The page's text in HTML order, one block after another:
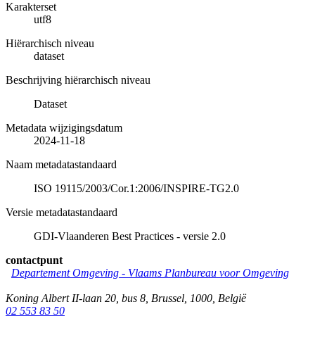
Karakterset
utf8
Hiërarchisch niveau
dataset
Beschrijving hiërarchisch niveau
Dataset
Metadata wijzigingsdatum
2024-11-18
Naam metadatastandaard
ISO 19115/2003/Cor.1:2006/INSPIRE-TG2.0
Versie metadatastandaard
GDI-Vlaanderen Best Practices - versie 2.0
contactpunt
Departement Omgeving - Vlaams Planbureau voor Omgeving
Koning Albert II-laan 20, bus 8 Brussel 1000 België
02 553 83 50